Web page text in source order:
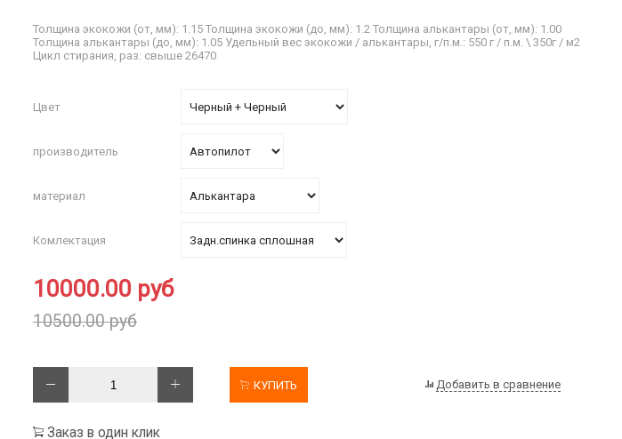
Толщина экокожи (от, мм): 1.15 Толщина экокожи (до, мм): 1.2 Толщина алькантары (от, мм): 1.00
Толщина алькантары (до, мм): 1.05 Удельный вес экокожи / алькантары, г/п.м.: 550 г / п.м. \ 350г / м2
Цикл стирания, раз: свыше 26470
Цвет
производитель
материал
Комлектация
10000.00 руб
10500.00 руб
КУПИТЬ Добавить в сравнение
Заказ в один клик